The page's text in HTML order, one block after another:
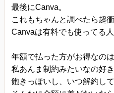
最後にCanva。
これもちゃんと調べたら超衝
Canvaは有料でも使ってる
年額で払った方がお得なの
私あんま制約みたいなの好
飽きっぽいし、いつ解約し